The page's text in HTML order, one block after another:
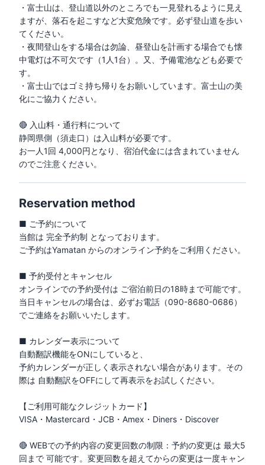
・富士山は、登山道以外のところでも一見登れるように見え
ますが、落石を起こすなど大変危険です。必ず登山道を歩い
てください。
・夜間登山をする場合は勿論、昼登山を計画する場合でも懐
中電灯は不可欠です（1人1台）。又、予備電池なども必要で
す。
・富士山ではゴミ持ち帰りをお願いしています。富士山の美
化にご協力ください。
🔴 入山料・通行料について
静岡県側（須走口）は入山料が必要です。
お一人1回 4,000円となり、宿泊代金には含まれていません
のでご注意ください。
Reservation method
■ ご予約について
当館は 完全予約制 となっております。
ご予約はYamatan からのオンライン予約をご利用ください。
■ 予約受付とキャンセル
オンラインでの予約受付は ご宿泊前日の18時まで可能です。
当日キャンセルの場合は、必ずお電話（090-8680-0686）
でご連絡をお願いいたします。
■ カレンダー表示について
自動翻訳機能をONにしていると、
予約カレンダーが正しく表示されない場合があります。その
際は 自動翻訳をOFFにして再表示をお試しください。
【ご利用可能なクレジットカード】
VISA・Mastercard・JCB・Amex・Diners・Discover
🔴 WEBでの予約内容の変更回数の制限：予約の変更は 最大5
回まで 可能です。変更回数を超えてからの変更は一度キャン